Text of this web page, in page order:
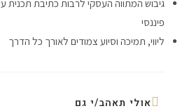
גיבוש המתווה העסקי לרבות כתיבת תכנית
פיננסי
ליווי, תמיכה וסיוע צמודים לאורך כל הדרך
אולי תאהב/י גם